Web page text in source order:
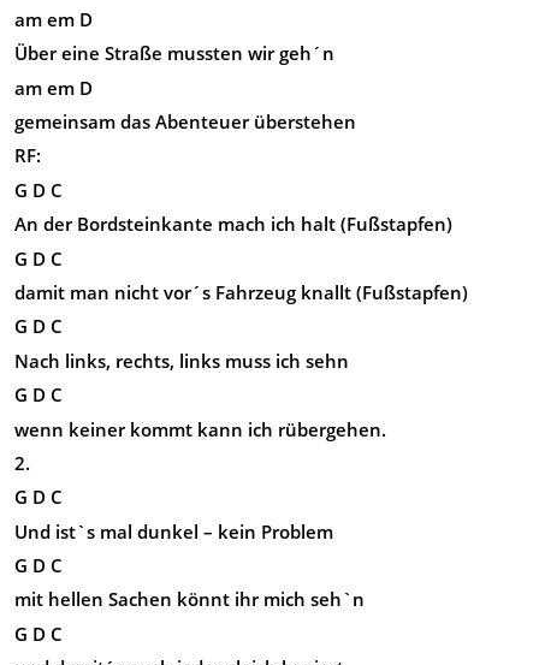
am em D
Über eine Straße mussten wir geh´n
am em D
gemeinsam das Abenteuer überstehen
RF:
G D C
An der Bordsteinkante mach ich halt (Fußstapfen)
G D C
damit man nicht vor´s Fahrzeug knallt (Fußstapfen)
G D C
Nach links, rechts, links muss ich sehn
G D C
wenn keiner kommt kann ich rübergehen.
2.
G D C
Und ist`s mal dunkel – kein Problem
G D C
mit hellen Sachen könnt ihr mich seh`n
G D C